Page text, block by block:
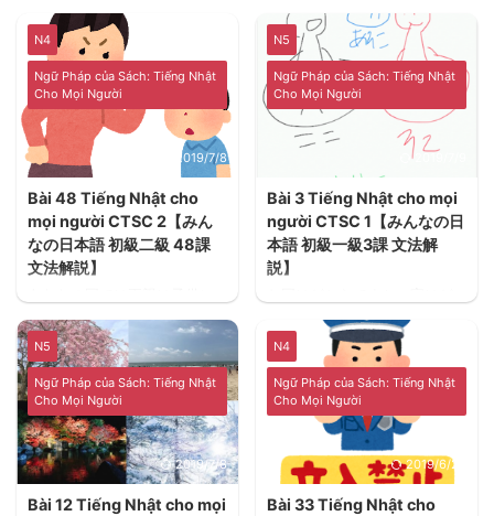
cơ bản nhất của tiếng Nhật.
sẽ tìm hiểu về đại từ chỉ định
trong tiếng Nhật，これ、そ
れ、あれ、この、その、あ
の。
N4
Ngữ Pháp của Sách: Tiếng Nhật
Cho Mọi Người
2019/7/8
Bài 48 Tiếng Nhật cho
mọi người CTSC 2【みん
なの日本語 初級二級 48課
文法解説】
どんな手伝いをさせますか。
あなたの子供にどんなことを
習わせたいですか。会社や学
校で気分が悪くなって、早く
帰りたいとき、なんといいま
すか。Trong nước bạn, cha
mệ thường làm cho con bé
làm việc nhà? Bạn muốn cho
con trẻ học được bài học?
Nếu bạn cảm thấy. Bạn nói gì
N5
Ngữ Pháp của Sách: Tiếng Nhật
Cho Mọi Người
Bài 3 Tiếng Nhật cho mọi
người CTSC 1【みんなの日
本語 初級一級3課 文法解
説】
ちらですか。あなたの時計は
どこの時計ですか。あなたの
時計は日本のですか。あなた
の時計はいくらですか。 Quê
bạn ở đâu? Nhà bạn ở đâu?
Đồng hò bạn là thương hiệu
gì? Đồng hò bạn là được sản
xuất ở Nhật bản phải không?
Đồng hò bạn bao nhiêu tiền?
N5
Ngữ Pháp của Sách: Tiếng Nhật
Cho Mọi Người
2019/7/8
Bài 12 Tiếng Nhật cho mọi
N4
Ngữ Pháp của Sách: Tiếng Nhật
Cho Mọi Người
2019/6/25
Bài 33 Tiếng Nhật cho